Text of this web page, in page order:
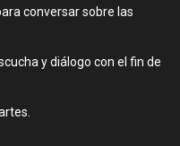
conversar sobre las
y diálogo con el fin de